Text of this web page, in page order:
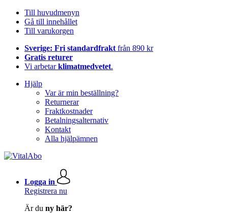
Till huvudmenyn
Gå till innehållet
Till varukorgen
Sverige: Fri standardfrakt från 890 kr
Gratis returer
Vi arbetarklimatmedvetet.
Hjälp
Var är min beställning?
Returnerar
Fraktkostnader
Betalningsalternativ
Kontakt
Alla hjälpämnen
Logga in
Registrera nu
Är du ny här?